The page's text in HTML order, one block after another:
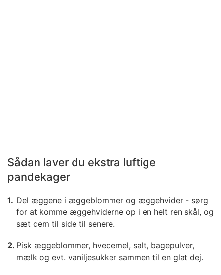
Sådan laver du ekstra luftige
pandekager
Del æggene i æggeblommer og æggehvider - sørg
for at komme æggehviderne op i en helt ren skål, og
sæt dem til side til senere.
Pisk æggeblommer, hvedemel, salt, bagepulver,
mælk og evt. vaniljesukker sammen til en glat dej.